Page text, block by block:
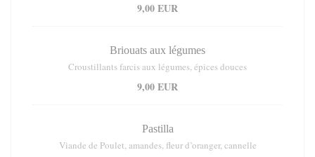
9,00 EUR
Briouats aux légumes
Croustillants farcis aux légumes, épices douces
9,00 EUR
Pastilla
Viande de Poulet, amandes, fleur d’oranger, cannelle